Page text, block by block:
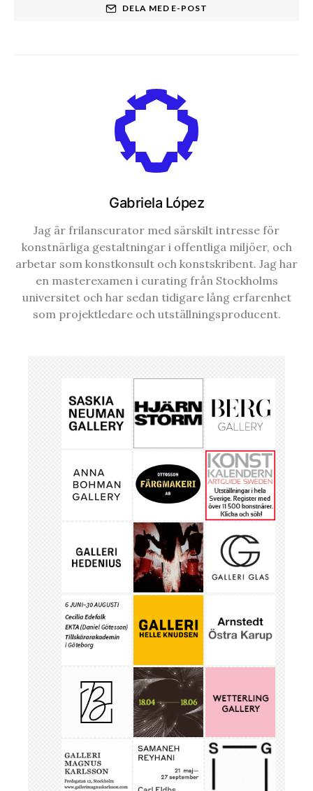
DELA MED E-POST
Gabriela López
Jag är frilanscurator med särskilt intresse för
konstnärliga gestaltningar i offentliga miljöer, och
arbetar som konstkonsult och konstskribent. Jag har
en masterexamen i curating från Stockholms
universitet och har sedan tidigare lång erfarenhet
som projektledare och utställningsproducent.